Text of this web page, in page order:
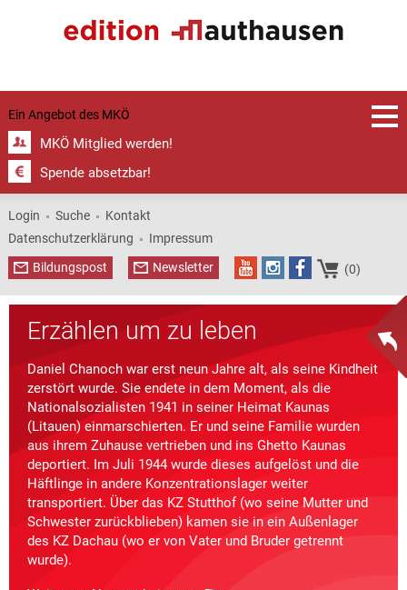
Ein Angebot des MKÖ
MKÖ Mitglied werden!
Spende absetzbar!
Login Suche
Kontakt
Datenschutzerklärung
Impressum
Bildungspost
Newsletter (0)
Erzählen um zu leben
Daniel Chanoch war erst neun Jahre alt, als seine Kindheit
zerstört wurde. Sie endete in dem Moment, als die
Nationalsozialisten 1941 in seiner Heimat Kaunas
(Litauen) einmarschierten. Er und seine Familie wurden
aus ihrem Zuhause vertrieben und ins Ghetto Kaunas
deportiert. Im Juli 1944 wurde dieses aufgelöst und die
Häftlinge in andere Konzentrationslager weiter
transportiert. Über das KZ Stutthof (wo seine Mutter und
Schwester zurückblieben) kamen sie in ein Außenlager
des KZ Dachau (wo er von Vater und Bruder getrennt
wurde).